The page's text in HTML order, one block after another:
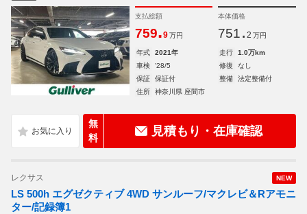
支払総額
759.9 万円
本体価格
751. 2 万円
年式 2021年 走行
1.0万km
車検
'28/5 修復
なし
保証
保証付 整備
法定整備付
住所
神奈川県 座間市
無
料
見積もり・在庫確認
NEW
レクサス
LS 500h エグゼクティブ 4WD サンルーフ/マクレビ＆Rアモニ
ター/記録簿1